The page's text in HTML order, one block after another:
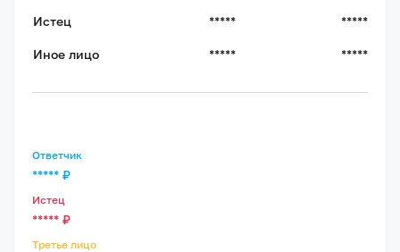
Истец ***** *****
Иное лицо ***** *****
Ответчик
***** ₽
Истец
***** ₽
Третье лицо